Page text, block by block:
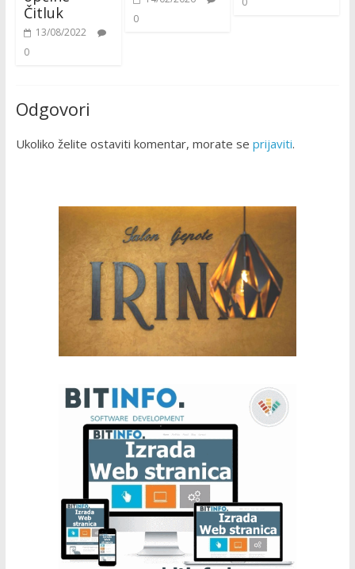
Čitluk
13/08/2022
0
0
Odgovori
Ukoliko želite ostaviti komentar, morate se prijaviti.